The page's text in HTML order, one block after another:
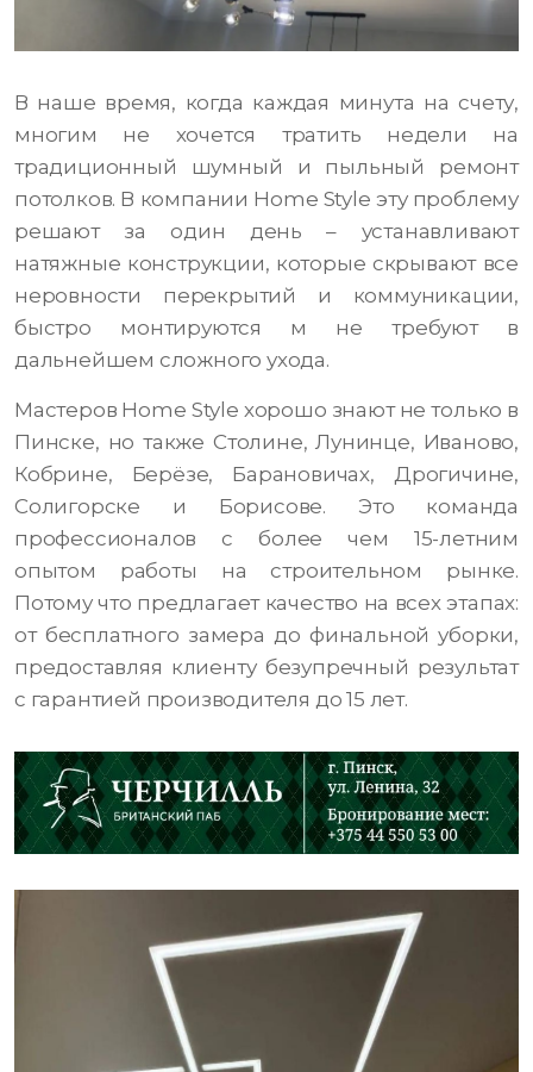
В наше время, когда каждая минута на счету,
многим не хочется тратить недели на
традиционный шумный и пыльный ремонт
потолков. В компании Home Style эту проблему
решают за один день – устанавливают
натяжные конструкции, которые скрывают все
неровности перекрытий и коммуникации,
быстро монтируются м не требуют в
дальнейшем сложного ухода.
Мастеров Home Style хорошо знают не только в
Пинске, но также Столине, Лунинце, Иваново,
Кобрине, Берёзе, Барановичах, Дрогичине,
Солигорске и Борисове. Это команда
профессионалов с более чем 15-летним
опытом работы на строительном рынке.
Потому что предлагает качество на всех этапах:
от бесплатного замера до финальной уборки,
предоставляя клиенту безупречный результат
с гарантией производителя до 15 лет.